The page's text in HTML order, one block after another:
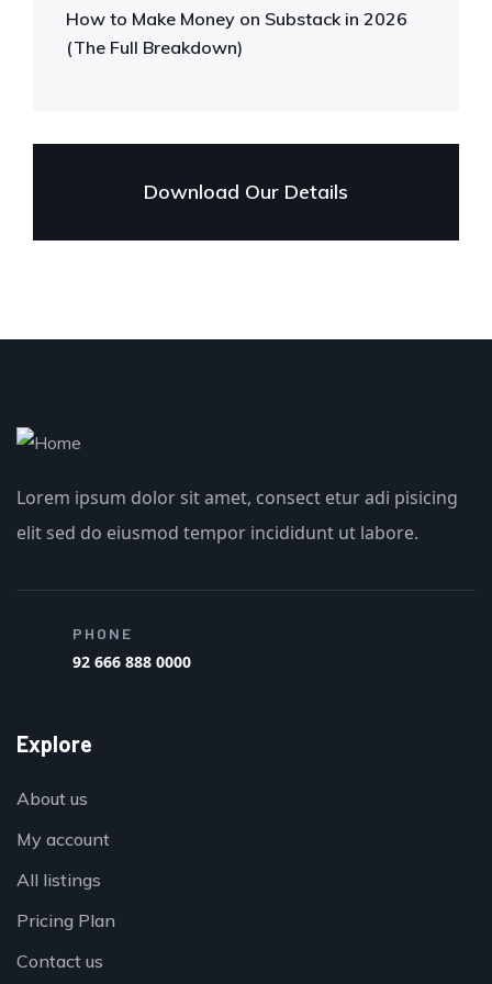
How to Make Money on Substack in 2026
(The Full Breakdown)
Download Our Details
Lorem ipsum dolor sit amet, consect etur adi pisicing
elit sed do eiusmod tempor incididunt ut labore.
PHONE
92 666 888 0000
Explore
About us
My account
All listings
Pricing Plan
Contact us